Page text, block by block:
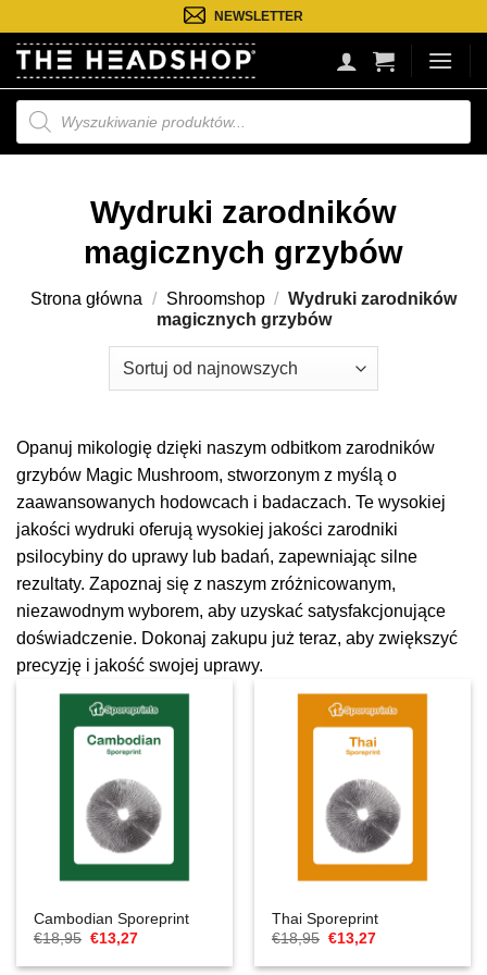
do
treści
NEWSLETTER
Wyszukiwarka
produktów
Wydruki zarodników
magicznych grzybów
Strona główna / Shroomshop / Wydruki zarodników
magicznych grzybów
Opanuj mikologię dzięki naszym odbitkom zarodników
grzybów Magic Mushroom, stworzonym z myślą o
zaawansowanych hodowcach i badaczach. Te wysokiej
jakości wydruki oferują wysokiej jakości zarodniki
psilocybiny do uprawy lub badań, zapewniając silne
rezultaty. Zapoznaj się z naszym zróżnicowanym,
niezawodnym wyborem, aby uzyskać satysfakcjonujące
doświadczenie. Dokonaj zakupu już teraz, aby zwiększyć
precyzję i jakość swojej uprawy.
Cambodian Sporeprint
€18,95 Cena
wynosiła:
€13,27Aktualna
to:
Thai Sporeprint
€18,95 Cena
wynosiła:
€13,27Aktualna
to: